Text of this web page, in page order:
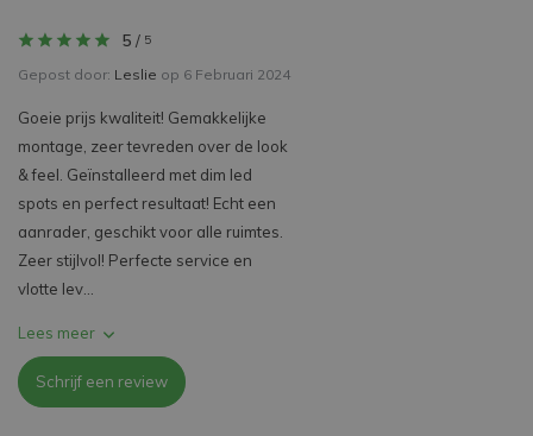
5 / 5
Gepost door: Leslie op 6 Februari 2024
Goeie prijs kwaliteit! Gemakkelijke
montage, zeer tevreden over de look
& feel. Geïnstalleerd met dim led
spots en perfect resultaat! Echt een
aanrader, geschikt voor alle ruimtes.
Zeer stijlvol! Perfecte service en
vlotte lev...
Lees meer
Schrijf een review